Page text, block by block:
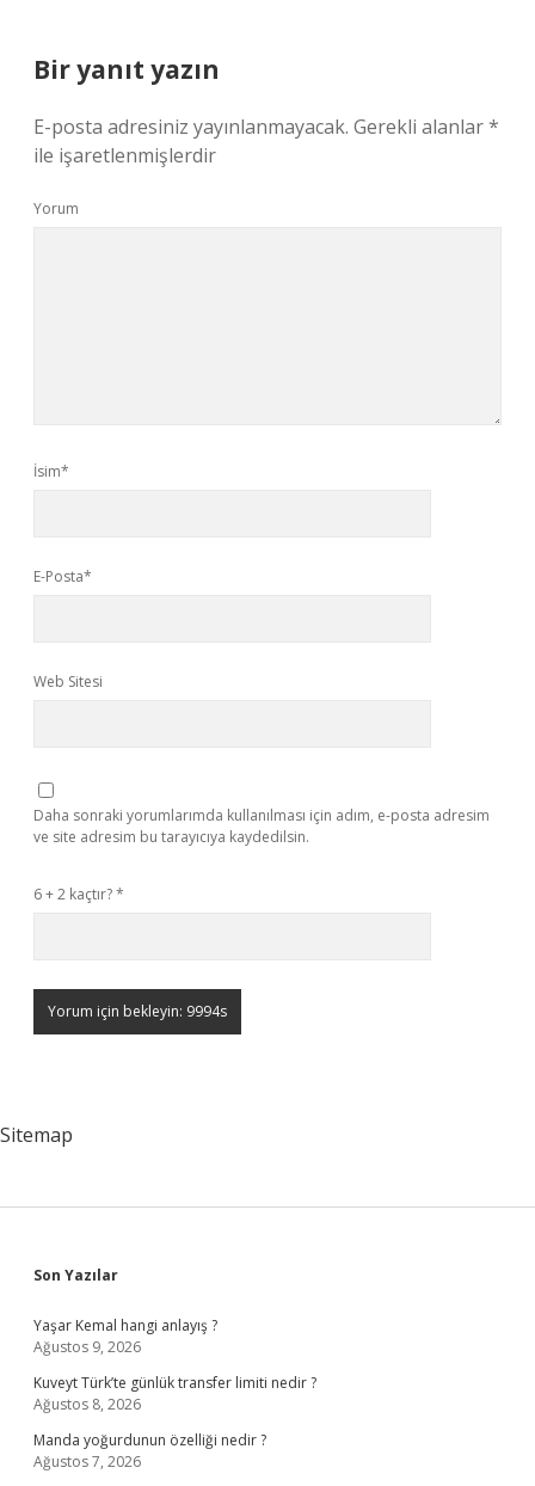
Bir yanıt yazın
E-posta adresiniz yayınlanmayacak. Gerekli alanlar*
ile işaretlenmişlerdir
Yorum
İsim*
E-Posta*
Web Sitesi
Daha sonraki yorumlarımda kullanılması için adım, e-posta adresim
ve site adresim bu tarayıcıya kaydedilsin.
6 + 2 kaçtır?*
Sitemap
Sidebar
Son Yazılar
Yaşar Kemal hangi anlayış ?
Ağustos 9, 2026
Kuveyt Türk’te günlük transfer limiti nedir ?
Ağustos 8, 2026
Manda yoğurdunun özelliği nedir ?
Ağustos 7, 2026